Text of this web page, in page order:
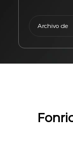
Archivo de
producto